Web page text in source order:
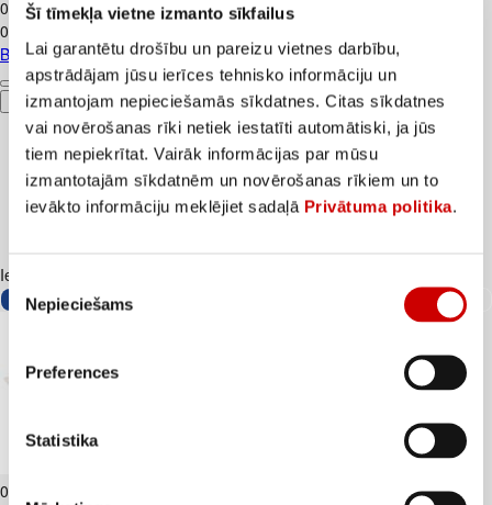
Šī tīmekļa vietne izmanto sīkfailus
Lai garantētu drošību un pareizu vietnes darbību,
apstrādājam jūsu ierīces tehnisko informāciju un
izmantojam nepieciešamās sīkdatnes. Citas sīkdatnes
vai novērošanas rīki netiek iestatīti automātiski, ja jūs
tiem nepiekrītat. Vairāk informācijas par mūsu
izmantotajām sīkdatnēm un novērošanas rīkiem un to
ievākto informāciju meklējiet sadaļā Privātuma politika.
Piekrišanas
izvēle
Nepieciešams
Preferences
Statistika
0 89€
0,89€/kg
Burkāni kg
Pievienot
Iesakām ar
0